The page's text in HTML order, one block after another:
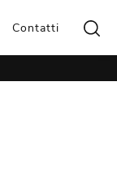
Contatti